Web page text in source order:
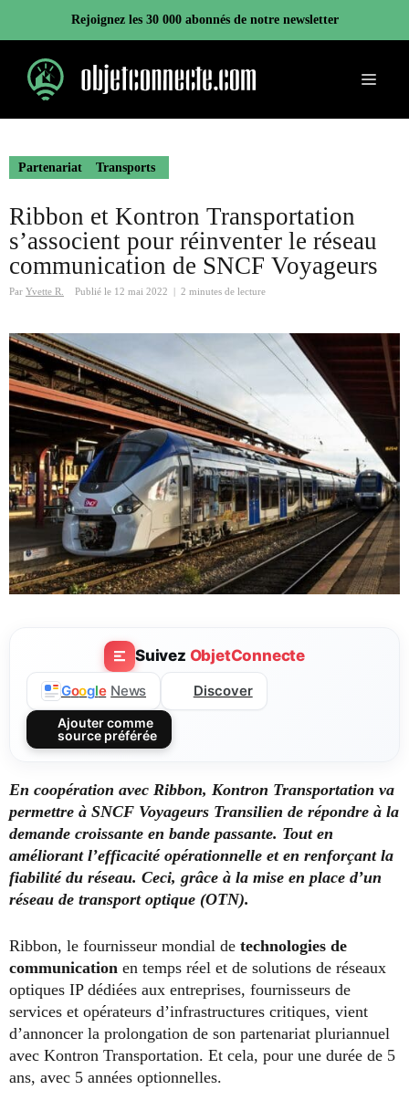
contenu
Rejoignez les 30 000 abonnés de notre newsletter
Menu
Partenariat Transports
Ribbon et Kontron Transportation
s’associent pour réinventer le réseau
communication de SNCF Voyageurs
Par Yvette R. Publié le 12 mai 2022 2 minutes de lecture
Suivez ObjetConnecte
Google News Discover
Ajouter comme
source préférée
En coopération avec Ribbon, Kontron Transportation va
permettre à SNCF Voyageurs Transilien de répondre à la
demande croissante en bande passante. Tout en
améliorant l’efficacité opérationnelle et en renforçant la
fiabilité du réseau. Ceci, grâce à la mise en place d’un
réseau de transport optique (OTN).
Ribbon, le fournisseur mondial de technologies de
communication en temps réel et de solutions de réseaux
optiques IP dédiées aux entreprises, fournisseurs de
services et opérateurs d’infrastructures critiques, vient
d’annoncer la prolongation de son partenariat pluriannuel
avec Kontron Transportation. Et cela, pour une durée de 5
ans, avec 5 années optionnelles.